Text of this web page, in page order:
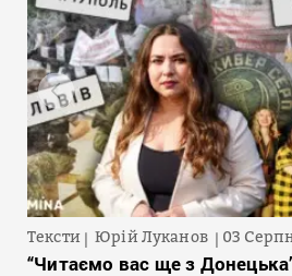
Тексти Юрій Луканов 03
“Читаємо вас ще з